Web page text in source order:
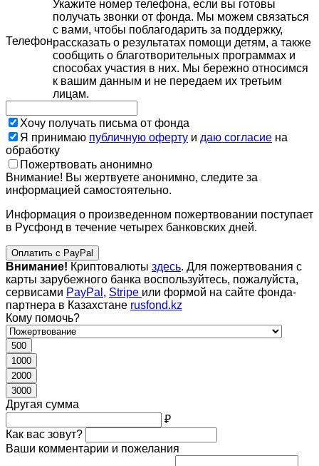
Телефон
Укажите номер телефона, если вы готовы
получать звонки от фонда. Мы можем связаться
с вами, чтобы поблагодарить за поддержку,
рассказать о результатах помощи детям, а также
сообщить о благотворительных программах и
способах участия в них. Мы бережно относимся
к вашим данным и не передаем их третьим
лицам.
Хочу получать письма от фонда
Я принимаю публичную оферту и даю согласие на
обработку
Пожертвовать анонимно
Внимание! Вы жертвуете анонимно, следите за
информацией самостоятельно.
Информация о произведенном пожертвовании поступает
в Русфонд в течение четырех банковских дней.
Оплатить с PayPal
Внимание! Криптовалюты здесь. Для пожертвования с
карты зарубежного банка воспользуйтесь, пожалуйста,
сервисами PayPal , Stripe или формой на сайте фонда-
партнера в Казахстане rusfond.kz
Кому помочь?
500
1000
2000
3000
Другая сумма
₽
Как вас зовут?
Ваши комментарии и пожелания